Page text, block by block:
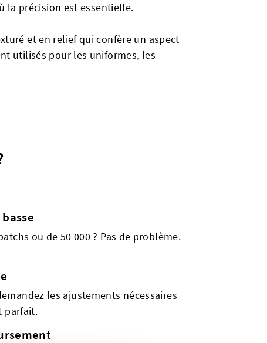
la précision est essentielle.
et en relief qui confère un aspect
utilisés pour les uniformes, les
ou de 50 000 ? Pas de problème.
les ajustements nécessaires
parfait.